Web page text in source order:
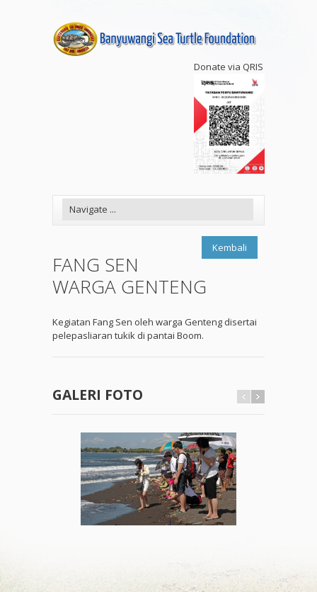
Donate via QRIS
Kembali
FANG SEN
WARGA GENTENG
Kegiatan Fang Sen oleh warga Genteng disertai
pelepasliaran tukik di pantai Boom.
GALERI FOTO